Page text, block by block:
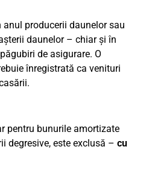
producerii daunelor sau
daunelor – chiar și în
de asigurare. O
înregistrată ca venituri
pentru bunurile amortizate
degresive, este exclusă – cu